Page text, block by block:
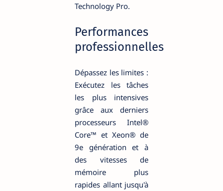
Technology Pro.
Performances
professionnelles
Dépassez les limites :
Exécutez les tâches
les plus intensives
grâce aux derniers
processeurs Intel®
Core™ et Xeon® de
9e génération et à
des vitesses de
mémoire plus
rapides allant jusqu'à